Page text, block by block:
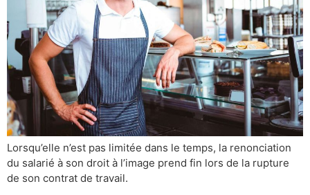
Lorsqu’elle n’est pas limitée dans le temps, la renonciation
du salarié à son droit à l’image prend fin lors de la rupture
de son contrat de travail.